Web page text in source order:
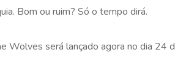
Bom ou ruim? Só o tempo dirá.
Wolves será lançado agora no dia 24